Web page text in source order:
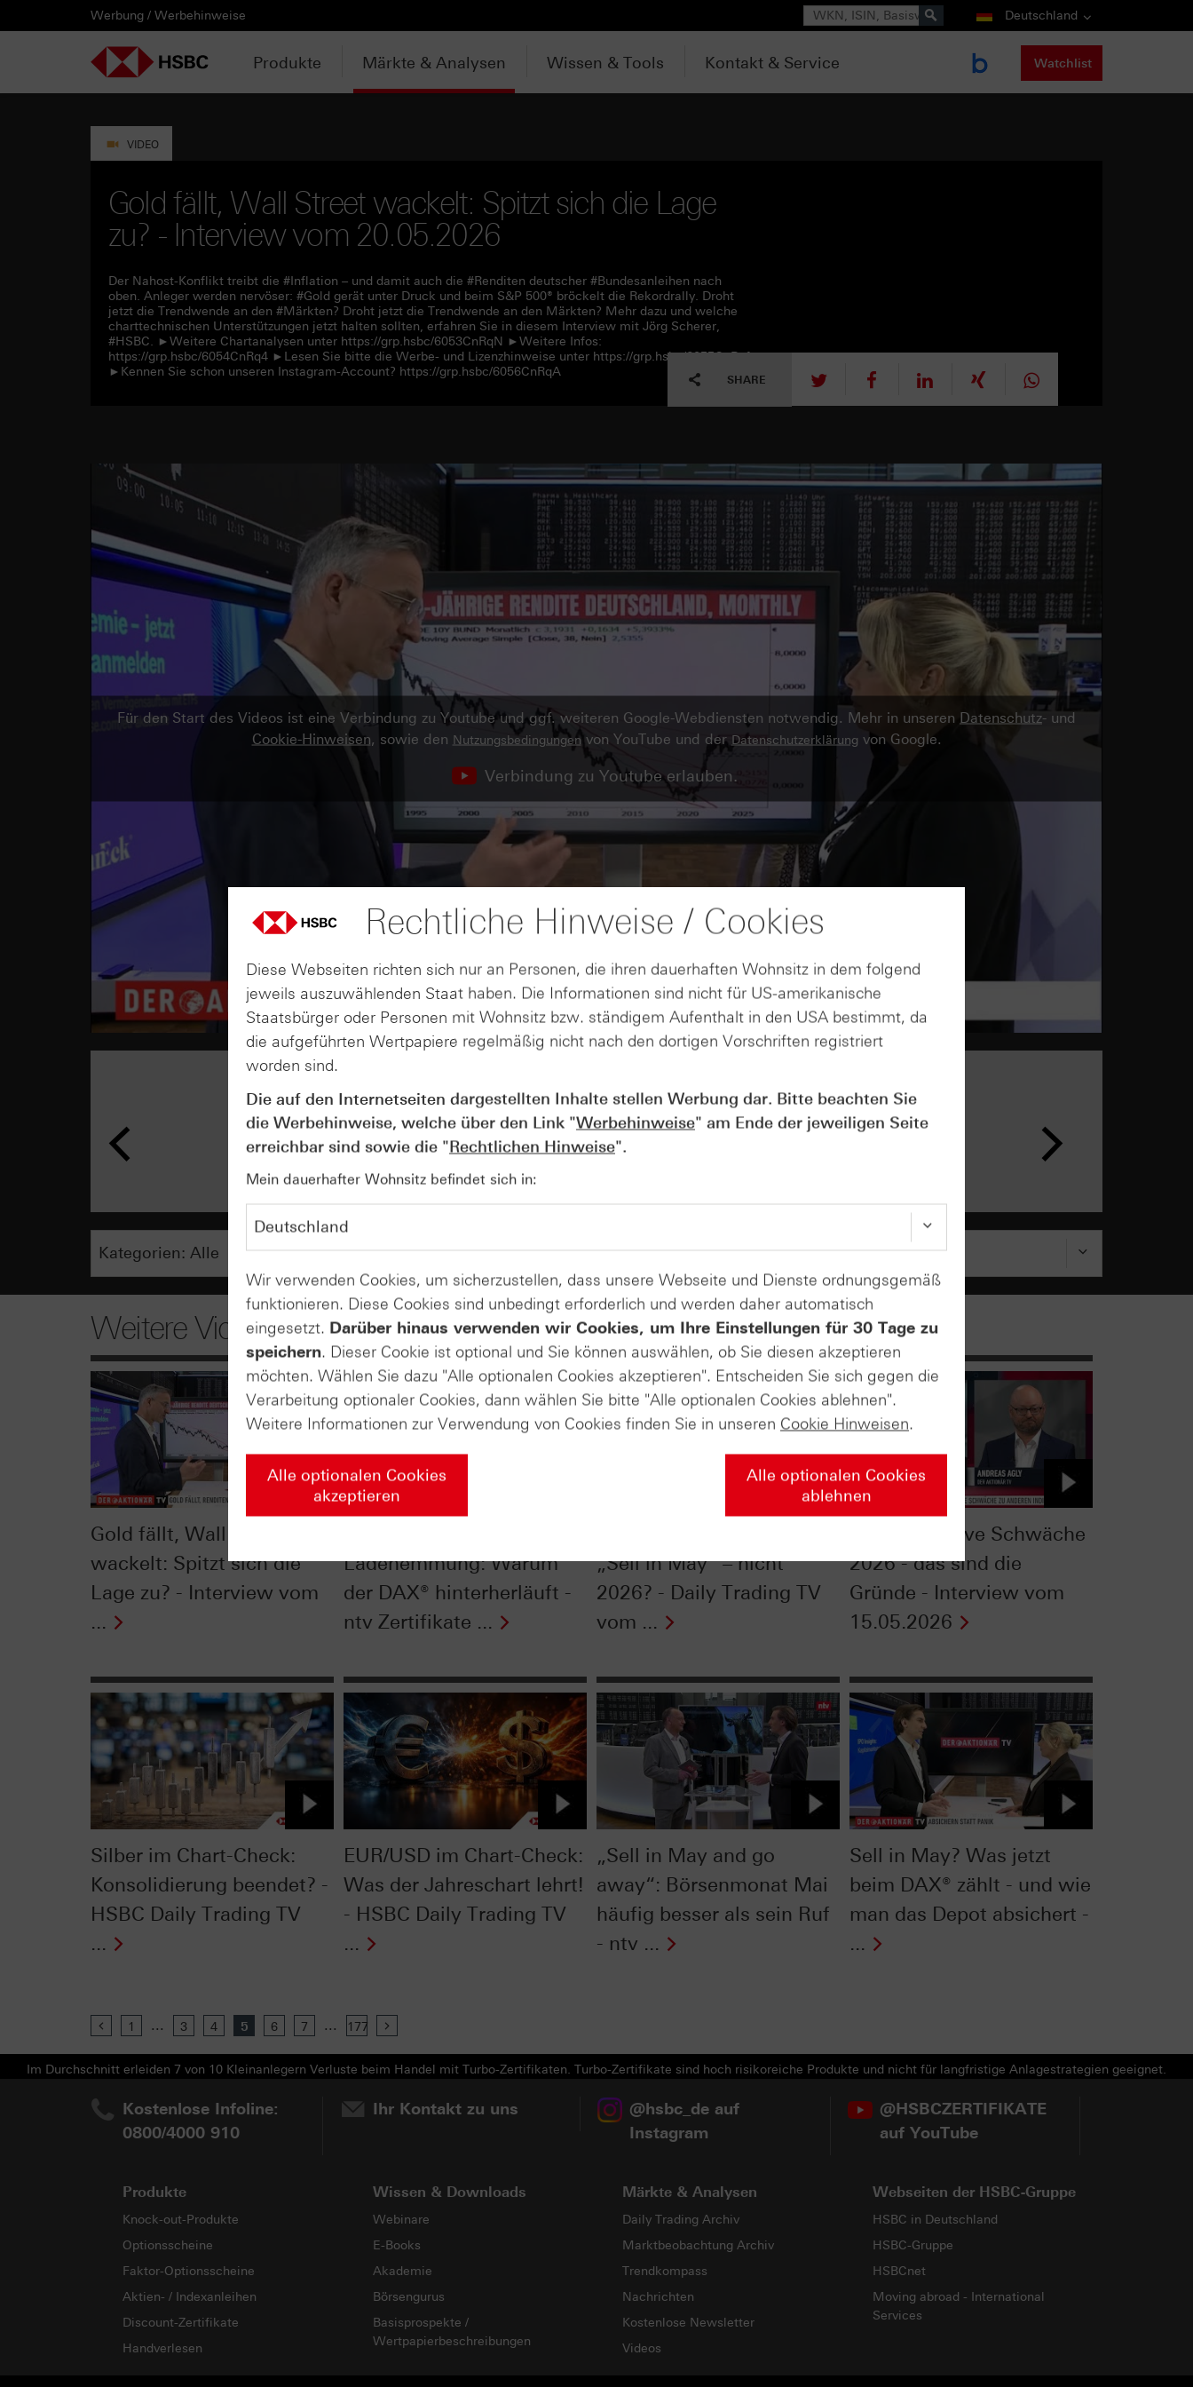
PRODUKTE
HEBELPRODUKTE
MÄRKTE & ANALYSEN
WISSEN & TOOLS
KONTAKT & SERVICE
DOWNLOADCENTER
LÄNDERAUSWAHL
Deutschland
AUSGEWÄHLTE SEITEN
HEBELPRODUKTE
Knock-out-Produkte
Weitere Hebelprodukte
Ausgestoppte Produkte
Intraday-Emissionen
ANLAGEPRODUKTE
Aktien- / Indexanleihen
Discount-Zertifikate
Express-Zertifikate
AKTUELLES
Neuemissionen
Trading-Aktionen
Intraday-Emissionen
ANALYSEN
Daily Trading
Trendkompass
Newsletter-Abonnement
VIDEOS
ntv-Zertifikate mit HSBC
Zertifikate Aktuell mit HSBC
WATCHLIST
Login / Zur Watchlist
WEBINARE
Webinartermine
WISSEN
kostenlose eBooks
Aktien- / Indexanleihen Rechner
Open End Knock-out-Produkte
KONTAKT
Kontaktformular
SERVICE
Wir über uns
DOWNLOADCENTER
Basisprospekte /
Wertpapierbeschreibungen
Unvollständige
Werbung / Werbehinweise Suche Deutschland
Produkte Märkte & Analysen Wissen & Tools Kontakt & Service Watchlist
VIDEO
Gold fällt, Wall Street wackelt: Spitzt sich die Lage
zu? - Interview vom 20.05.2026
Der Nahost-Konflikt treibt die #Inflation – und damit auch die #Renditen deutscher #Bundesanleihen nach
oben. Anleger werden nervöser: #Gold gerät unter Druck und beim S&P 500® bröckelt die Rekordrally. Droht
jetzt die Trendwende an den #Märkten? Droht jetzt die Trendwende an den Märkten? Mehr dazu und welche
charttechnischen Unterstützungen jetzt halten sollten, erfahren Sie in diesem Interview mit Jörg Scherer,
#HSBC. ►Weitere Chartanalysen unter https://grp.hsbc/6053CnRqN ►Weitere Infos:
https://grp.hsbc/6054CnRq4 ►Lesen Sie bitte die Werbe- und Lizenzhinweise unter https://grp.hsbc/6055CnRqf
►Kennen Sie schon unseren Instagram-Account? https://grp.hsbc/6056CnRqA
SHARE tweet mitteilen
Für den Start des Videos ist eine Verbindung zu Youtube und ggf. weiteren Google-Webdiensten notwendig. Mehr in unseren Datenschutz- und
Cookie-Hinweisen, sowie den Nutzungsbedingungenvon YouTube und der Datenschutzerklärung von Google.
Verbindung zu Youtube erlauben.
AUGUST
07
Wie lange bleibt der DAX® in
Rekordlaune? - ntv Zertifikate
07.08.26
Weitere Videos
Gold fällt, Wall Street
wackelt: Spitzt sich die
Lage zu? - Interview vom
...
Ladehemmung: Warum
der DAX® hinterherläuft -
ntv Zertifikate ...
„Sell in May“ – nicht
2026? - Daily Trading TV
vom ...
DAX®: Relative Schwäche
2026 - das sind die
Gründe - Interview vom
15.05.2026
Silber im Chart-Check:
Konsolidierung beendet? -
HSBC Daily Trading TV
...
EUR/USD im Chart-Check:
Was der Jahreschart lehrt!
- HSBC Daily Trading TV
...
„Sell in May and go
away“: Börsenmonat Mai
häufig besser als sein Ruf
- ntv ...
Sell in May? Was jetzt
beim DAX® zählt - und wie
man das Depot absichert -
...
Previous
1 ... 3 4 5 6 7 ... 177
Im Durchschnitt erleiden 7 von 10 Kleinanlegern Verluste beim Handel mit Turbo-Zertifikaten. Turbo-Zertifikate sind hoch risikoreiche Produkte und nicht für langfristige Anlagestrategien geeignet.
Kostenlose Infoline:
0800/4000 910
Ihr Kontakt zu uns
@hsbc_de auf
Instagram
@HSBCZERTIFIKATE
auf YouTube
Produkte
Knock-out-Produkte
Optionsscheine
Faktor-Optionsscheine
Aktien- / Indexanleihen
Discount-Zertifikate
Handverlesen
Wissen & Downloads
Webinare
E-Books
Akademie
Börsengurus
Basisprospekte /
Wertpapierbeschreibungen
Märkte & Analysen
Daily Trading Archiv
Marktbeobachtung Archiv
Trendkompass
Nachrichten
Kostenlose Newsletter
Videos
Webseiten der HSBC-Gruppe
HSBC in Deutschland
HSBC-Gruppe
HSBCnet
Moving abroad - International
Services
Rechtliche Hinweise / Cookies
Diese Webseiten richten sich nur an Personen, die ihren dauerhaften Wohnsitz in dem folgend
jeweils auszuwählenden Staat haben. Die Informationen sind nicht für US-amerikanische
Staatsbürger oder Personen mit Wohnsitz bzw. ständigem Aufenthalt in den USA bestimmt, da
die aufgeführten Wertpapiere regelmäßig nicht nach den dortigen Vorschriften registriert
worden sind.
Die auf den Internetseiten dargestellten Inhalte stellen Werbung dar. Bitte beachten Sie
die Werbehinweise, welche über den Link "Werbehinweise" am Ende der jeweiligen Seite
erreichbar sind sowie die "Rechtlichen Hinweise".
Mein dauerhafter Wohnsitz befindet sich in:
Wir verwenden Cookies, um sicherzustellen, dass unsere Webseite und Dienste ordnungsgemäß
funktionieren. Diese Cookies sind unbedingt erforderlich und werden daher automatisch
eingesetzt. Darüber hinaus verwenden wir Cookies, um Ihre Einstellungen für 30 Tage zu
speichern. Dieser Cookie ist optional und Sie können auswählen, ob Sie diesen akzeptieren
möchten. Wählen Sie dazu "Alle optionalen Cookies akzeptieren". Entscheiden Sie sich gegen die
Verarbeitung optionaler Cookies, dann wählen Sie bitte "Alle optionalen Cookies ablehnen".
Weitere Informationen zur Verwendung von Cookies finden Sie in unseren Cookie Hinweisen.
Alle optionalen Cookies
akzeptieren
Alle optionalen Cookies
ablehnen